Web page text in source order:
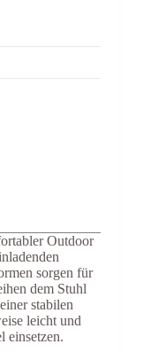
Outdoor
sorgen für
dem Stuhl
stabilen
leicht und
einsetzen.